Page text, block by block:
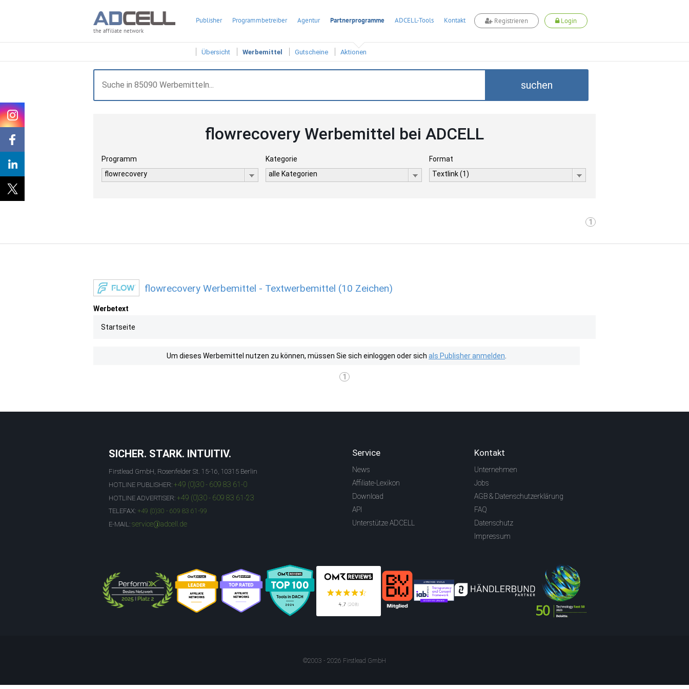
the affiliate network
Publisher Programmbetreiber Agentur Partnerprogramme ADCELL-Tools Kontakt Registrieren Login
Übersicht Werbemittel Gutscheine Aktionen
suchen
flowrecovery Werbemittel bei ADCELL
Programm
flowrecovery
Kategorie
alle Kategorien
Format
Textlink (1)
1
flowrecovery Werbemittel - Textwerbemittel (10 Zeichen)
Werbetext
Startseite
Um dieses Werbemittel nutzen zu können, müssen Sie sich einloggen oder sich als Publisher anmelden
1
SICHER. STARK. INTUITIV.
Firstlead GmbH, Rosenfelder St. 15-16, 10315 Berlin
HOTLINE PUBLISHER: +49 (0)30 - 609 83 61-0
HOTLINE ADVERTISER: +49 (0)30 - 609 83 61-23
TELEFAX: +49 (0)30 - 609 83 61-99
E-MAIL: service@adcell.de
Service
News
Affiliate-Lexikon
Download
API
Unterstütze ADCELL
Kontakt
Unternehmen
Jobs
AGB & Datenschutzerklärung
FAQ
Datenschutz
Impressum
©2003 - 2026 Firstlead GmbH